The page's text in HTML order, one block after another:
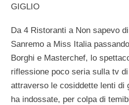
GIGLIO
Da 4 Ristoranti a Non sapevo
Sanremo a Miss Italia
Borghi e Masterchef, lo
riflessione poco seria sulla tv
attraverso le cosiddette lenti di
ha indossate, per colpa di